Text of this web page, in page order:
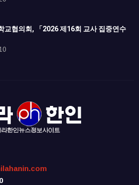
교협의회, 「2026 제16회 교사 집중연수